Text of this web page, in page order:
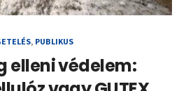
, PUBLIKUS
elleni védelem: